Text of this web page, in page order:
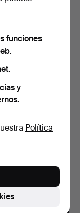
mode…
funciones
y
Política